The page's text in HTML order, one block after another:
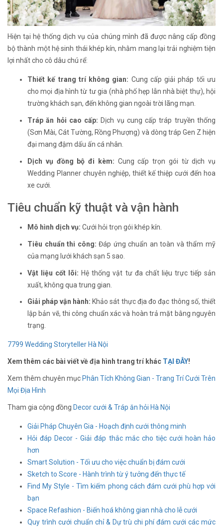
Hiện tại hệ thống dịch vụ của chúng mình đã được nâng cấp đồng
bộ thành một hệ sinh thái khép kín, nhằm mang lại trải nghiệm tiện
lợi nhất cho cô dâu chú rể:
Thiết kế trang trí không gian: Cung cấp giải pháp tối ưu
cho mọi địa hình từ tư gia (nhà phố hẹp lẫn nhà biệt thự), hội
trường khách sạn, đến không gian ngoài trời lãng mạn.
Tráp ăn hỏi cao cấp: Dịch vụ cung cấp tráp truyền thống
(Sơn Mài, Cát Tường, Rồng Phượng) và dòng tráp Gen Z hiện
đại mang đậm dấu ấn cá nhân.
Dịch vụ đồng bộ đi kèm: Cung cấp trọn gói từ dịch vụ
Wedding Planner chuyên nghiệp, thiết kế thiệp cưới đến hoa
xe cưới.
Tiêu chuẩn kỹ thuật và vận hành
Mô hình dịch vụ: Cưới hỏi trọn gói khép kín.
Tiêu chuẩn thi công: Đáp ứng chuẩn an toàn và thẩm mỹ
của mạng lưới khách sạn 5 sao.
Vật liệu cốt lõi: Hệ thống vật tư đa chất liệu trực tiếp sản
xuất, không qua trung gian.
Giải pháp vận hành: Khảo sát thực địa đo đạc thông số, thiết
lập bản vẽ, thi công chuẩn xác và hoàn trả mặt bằng nguyên
trạng.
7799 Wedding Storyteller Hà Nội
Xem thêm các bài viết về địa hình trang trí khác TẠI ĐÂY!
Xem thêm chuyên mục Phân Tích Không Gian - Trang Trí Cưới Trên
Mọi Địa Hình
Tham gia cộng đồng Decor cưới & Tráp ăn hỏi Hà Nội
Giải Pháp Chuyên Gia - Hoạch định cưới thông minh
Hỏi đáp Decor - Giải đáp thắc mắc cho tiệc cưới hoàn hảo
hơn
Smart Solution - Tối ưu cho việc chuẩn bị đám cưới
Sketch to Score - Hành trình từ ý tưởng đến thực tế
Find My Style - Tìm kiếm phong cách đám cưới phù hợp với
bạn
Space Refashion - Biến hoá không gian nhà cho lễ cưới
Quy trình cưới chuẩn chỉ & Dự trù chi phí đám cưới các mức